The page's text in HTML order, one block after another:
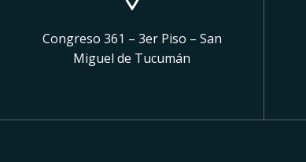
Congreso 361 – 3er Piso – San
Miguel de Tucumán